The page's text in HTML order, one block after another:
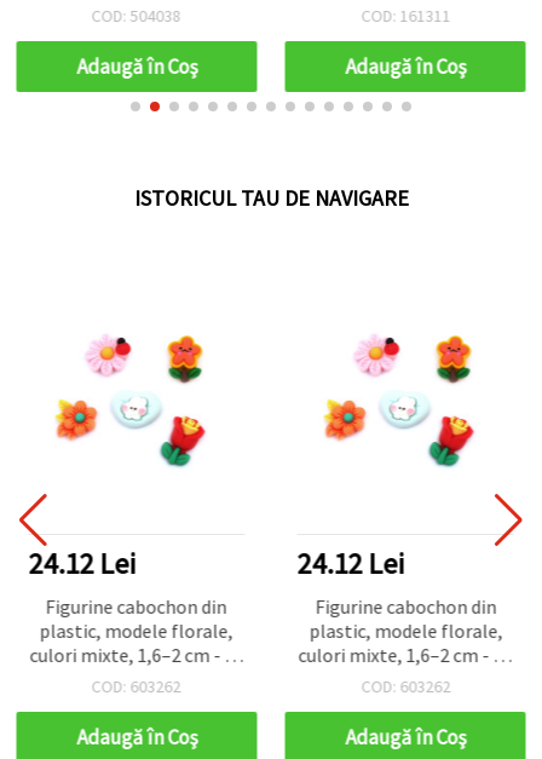
COD: 504038
Adaugă în Coş
COD: 161311
Adaugă în Coş
ISTORICUL TAU DE NAVIGARE
24.12 Lei
Figurine cabochon din
plastic, modele florale,
culori mixte, 1,6–2 cm - 10
buc.
COD: 603262
Adaugă în Coş
24.12 Lei
Figurine cabochon din
plastic, modele florale,
culori mixte, 1,6–2 cm - 10
buc.
COD: 603262
Adaugă în Coş